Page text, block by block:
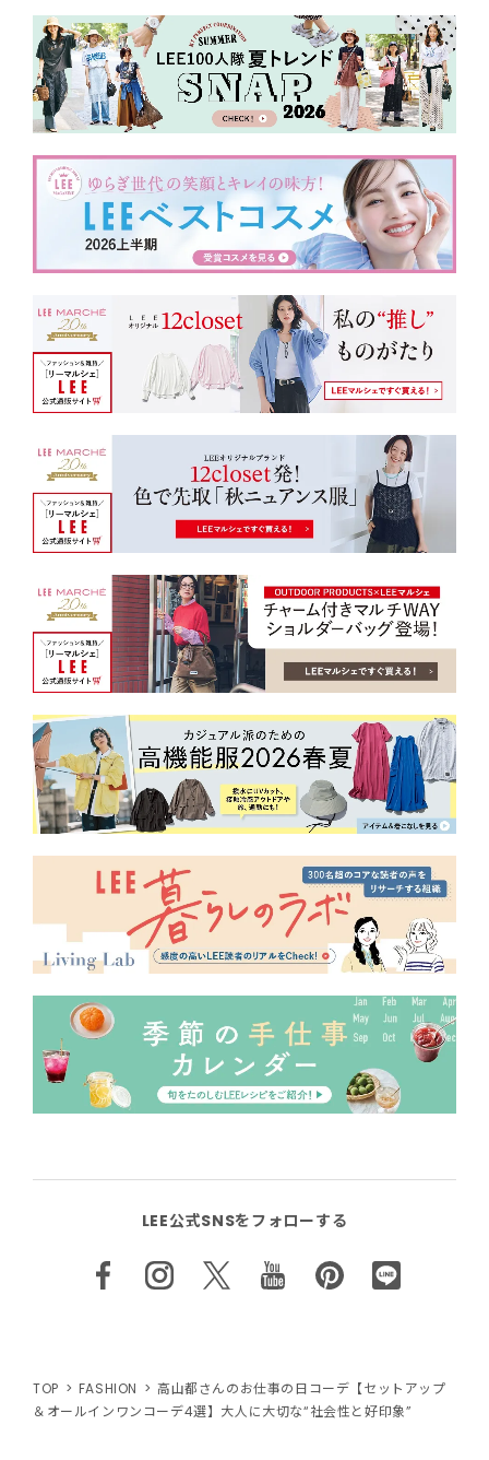
LEE公式SNSをフォローする
TOP FASHION
高山都さんのお仕事の日コーデ【セットアップ
＆オールインワンコーデ4選】大人に大切な“社会性と好印象”